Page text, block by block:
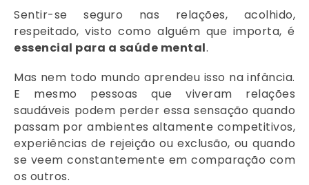
Sentir-se seguro nas relações, acolhido,
respeitado, visto como alguém que importa, é
essencial para a saúde mental.
Mas nem todo mundo aprendeu isso na infância.
E mesmo pessoas que viveram relações
saudáveis podem perder essa sensação quando
passam por ambientes altamente competitivos,
experiências de rejeição ou exclusão, ou quando
se veem constantemente em comparação com
os outros.